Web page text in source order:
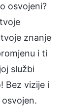
osvojeni?
znanje
i ti
službi
Bez vizije i